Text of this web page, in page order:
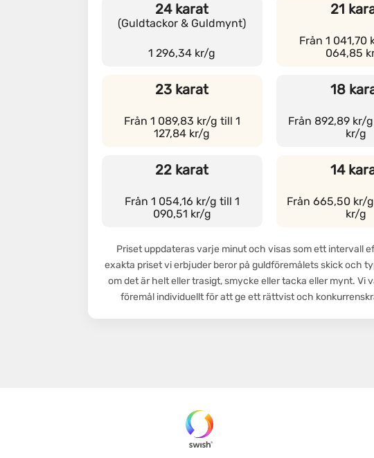
24 karat
(Guldtackor & Guldmynt)
1 296,34 kr/g
23 karat
Från 1 089,83 kr/g till 1
127,84 kr/g
22 karat
Från 1 054,16 kr/g till 1
090,51 kr/g
21
Från 1 041,70
064,85
18
Från 892,89 kr/
kr/g
14
Från 665,50 kr/
kr/g
Priset uppdateras varje minut och visas som ett intervall
exakta priset vi erbjuder beror på guldföremålets skick och
om det är helt eller trasigt, smycke eller tacka eller mynt. Vi
föremål individuellt för att ge ett rättvist och